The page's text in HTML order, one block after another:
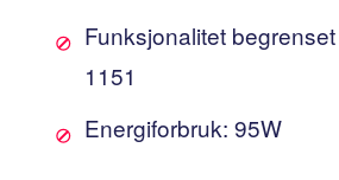
Funksjonalitet
1151
Energiforbruk: 95W